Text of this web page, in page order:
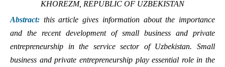
KHOREZM, REPUBLIC OF UZBEKISTAN
Abstract: this article gives information about the importance
and the recent development of small business and private
entrepreneurship in the service sector of Uzbekistan. Small
business and private entrepreneurship play essential role in the